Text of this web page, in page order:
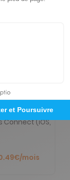
Service
magazine
en
Auto)
Connect (iOS,
mois